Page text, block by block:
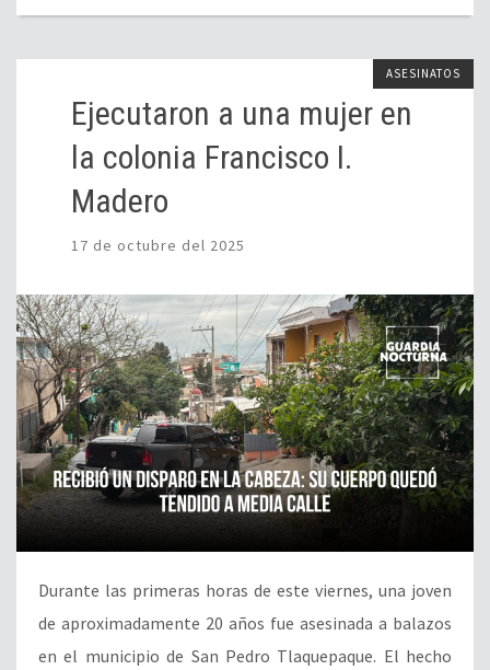
ASESINATOS
Ejecutaron a una mujer en
la colonia Francisco I.
Madero
17 de octubre del 2025
Durante las primeras horas de este viernes, una joven
de aproximadamente 20 años fue asesinada a balazos
en el municipio de San Pedro Tlaquepaque. El hecho